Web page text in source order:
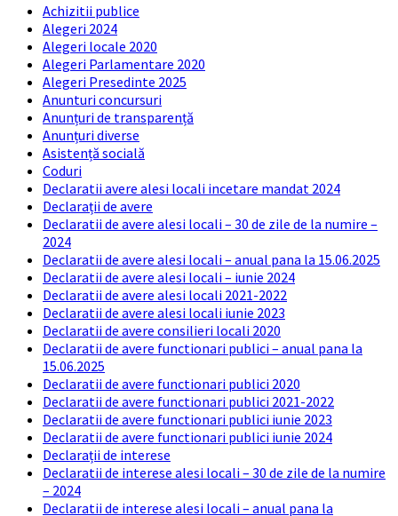
Achizitii publice
Alegeri 2024
Alegeri locale 2020
Alegeri Parlamentare 2020
Alegeri Presedinte 2025
Anunturi concursuri
Anunțuri de transparență
Anunțuri diverse
Asistență socială
Coduri
Declaratii avere alesi locali incetare mandat 2024
Declarații de avere
Declaratii de avere alesi locali – 30 de zile de la numire –
2024
Declaratii de avere alesi locali – anual pana la 15.06.2025
Declaratii de avere alesi locali – iunie 2024
Declaratii de avere alesi locali 2021-2022
Declaratii de avere alesi locali iunie 2023
Declaratii de avere consilieri locali 2020
Declaratii de avere functionari publici – anual pana la
15.06.2025
Declaratii de avere functionari publici 2020
Declaratii de avere functionari publici 2021-2022
Declaratii de avere functionari publici iunie 2023
Declaratii de avere functionari publici iunie 2024
Declarații de interese
Declaratii de interese alesi locali – 30 de zile de la numire
– 2024
Declaratii de interese alesi locali – anual pana la